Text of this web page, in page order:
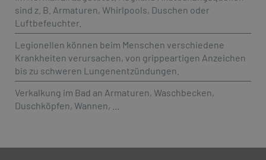
sind z. B. Armaturen, Whirlpools, Duschen oder
Luftbefeuchter.
Legionellen können beim Menschen verschiedene
Krankheiten verursachen, von grippeartigen Anzeichen
bis zu schweren Lungenentzündungen.
Verkalkung im Bad an Armaturen, Waschbecken,
Duschköpfen, Wannen, ...